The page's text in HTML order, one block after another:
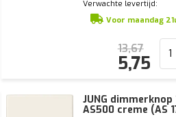
Verwachte levertijd:
Voor maandag
13,67
5,75
JUNG
AS500 creme (AS